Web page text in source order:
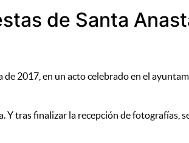
de Santa
2017, en un acto celebrado en el
tras finalizar la recepción de